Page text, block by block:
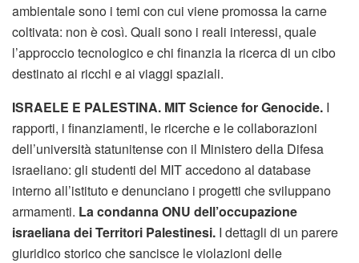
ambientale sono i temi con cui viene promossa la carne
coltivata: non è così. Quali sono i reali interessi, quale
l’approccio tecnologico e chi finanzia la ricerca di un cibo
destinato ai ricchi e ai viaggi spaziali.
ISRAELE E PALESTINA. MIT Science for Genocide. I
rapporti, i finanziamenti, le ricerche e le collaborazioni
dell’università statunitense con il Ministero della Difesa
israeliano: gli studenti del MIT accedono al database
interno all’istituto e denunciano i progetti che sviluppano
armamenti. La condanna ONU dell’occupazione
israeliana dei Territori Palestinesi. I dettagli di un parere
giuridico storico che sancisce le violazioni delle